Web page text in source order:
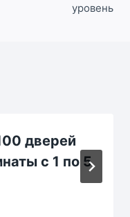
уровень
дверей
с 1 по 5